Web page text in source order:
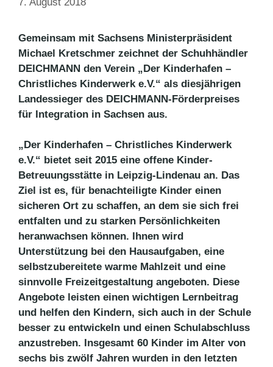
Gemeinsam mit Sachsens Ministerpräsident
Michael Kretschmer zeichnet der Schuhhändler
DEICHMANN den Verein „Der Kinderhafen –
Christliches Kinderwerk e.V.“ als diesjährigen
Landessieger des DEICHMANN-Förderpreises
für Integration in Sachsen aus.
„Der Kinderhafen – Christliches Kinderwerk
e.V.“ bietet seit 2015 eine offene Kinder-
Betreuungsstätte in Leipzig-Lindenau an. Das
Ziel ist es, für benachteiligte Kinder einen
sicheren Ort zu schaffen, an dem sie sich frei
entfalten und zu starken Persönlichkeiten
heranwachsen können. Ihnen wird
Unterstützung bei den Hausaufgaben, eine
selbstzubereitete warme Mahlzeit und eine
sinnvolle Freizeitgestaltung angeboten. Diese
Angebote leisten einen wichtigen Lernbeitrag
und helfen den Kindern, sich auch in der Schule
besser zu entwickeln und einen Schulabschluss
anzustreben. Insgesamt 60 Kinder im Alter von
sechs bis zwölf Jahren wurden in den letzten